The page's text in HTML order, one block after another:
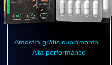
Amostra grátis suplemento –
Alta performance